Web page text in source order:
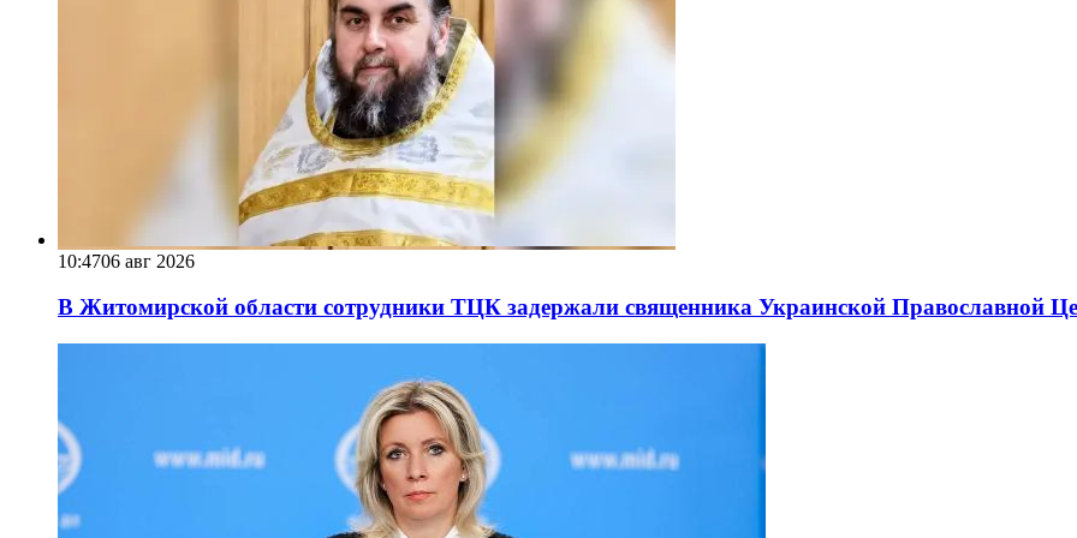
10:4706 авг 2026
В Житомирской области сотрудники ТЦК задержали священника Украинской Православной